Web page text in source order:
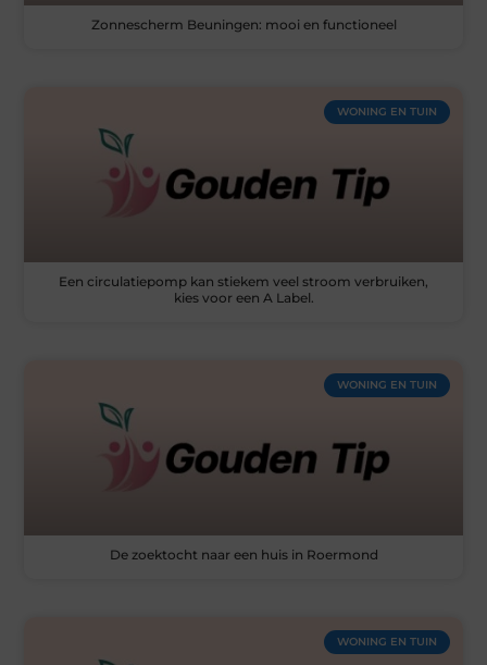
Zonnescherm Beuningen: mooi en functioneel
WONING EN TUIN
Een circulatiepomp kan stiekem veel stroom verbruiken,
kies voor een A Label.
WONING EN TUIN
De zoektocht naar een huis in Roermond
WONING EN TUIN